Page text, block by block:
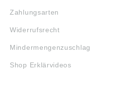
Zahlungsarten
Widerrufsrecht
Mindermengenzuschlag
Shop Erklärvideos